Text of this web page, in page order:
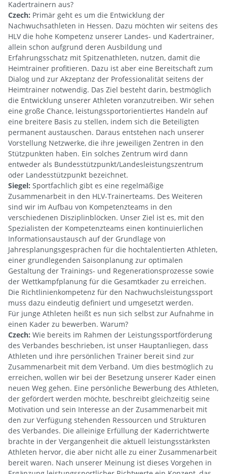
Kadertrainern aus?
Czech: Primär geht es um die Entwicklung der
Nachwuchsathleten in Hessen. Dazu möchten wir seitens des
HLV die hohe Kompetenz unserer Landes- und Kadertrainer,
allein schon aufgrund deren Ausbildung und
Erfahrungsschatz mit Spitzenathleten, nutzen, damit die
Heimtrainer profitieren. Dazu ist aber eine Bereitschaft zum
Dialog und zur Akzeptanz der Professionalität seitens der
Heimtrainer notwendig. Das Ziel besteht darin, bestmöglich
die Entwicklung unserer Athleten voranzutreiben. Wir sehen
eine große Chance, leistungssportorientiertes Handeln auf
eine breitere Basis zu stellen, indem sich die Beteiligten
permanent austauschen. Daraus entstehen nach unserer
Vorstellung Netzwerke, die ihre jeweiligen Zentren in den
Stützpunkten haben. Ein solches Zentrum wird dann
entweder als Bundesstützpunkt/Landesleistungszentrum
oder Landesstützpunkt bezeichnet.
Siegel: Sportfachlich gibt es eine regelmäßige
Zusammenarbeit in den HLV-Trainerteams. Des Weiteren
sind wir im Aufbau von Kompetenzteams in den
verschiedenen Disziplinblöcken. Unser Ziel ist es, mit den
Spezialisten der Kompetenzteams einen kontinuierlichen
Informationsaustausch auf der Grundlage von
Jahresplanungsgesprächen für die hochtalentierten Athleten,
einer grundlegenden Saisonplanung zur optimalen
Gestaltung der Trainings- und Regenerationsprozesse sowie
der Wettkampfplanung für die Gesamtkader zu erreichen.
Die Richtlinienkompetenz für den Nachwuchsleistungssport
muss dazu eindeutig definiert und umgesetzt werden.
Für junge Athleten heißt es nun sich selbst zur Aufnahme in
einen Kader zu bewerben. Warum?
Czech: Wie bereits im Rahmen der Leistungssportförderung
des Verbandes beschrieben, ist unser Hauptanliegen, dass
Athleten und ihre persönlichen Trainer bereit sind zur
Zusammenarbeit mit dem Verband. Um dies bestmöglich zu
erreichen, wollen wir bei der Besetzung unserer Kader einen
neuen Weg gehen. Eine persönliche Bewerbung des Athleten,
der gefördert werden möchte, beschreibt gleichzeitig seine
Motivation und sein Interesse an der Zusammenarbeit mit
den zur Verfügung stehenden Ressourcen und Strukturen
des Verbandes. Die alleinige Erfüllung der Kaderrichtwerte
brachte in der Vergangenheit die aktuell leistungsstärksten
Athleten hervor, die aber nicht alle zu einer Zusammenarbeit
bereit waren. Nach unserer Meinung ist dieses Vorgehen in